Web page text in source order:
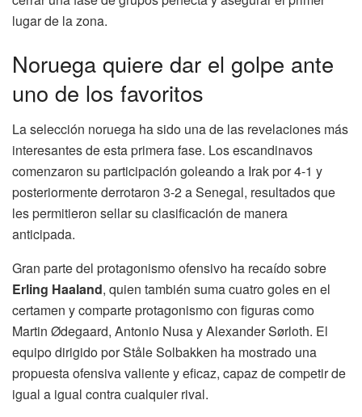
lugar de la zona.
Noruega quiere dar el golpe ante
uno de los favoritos
La selección noruega ha sido una de las revelaciones más
interesantes de esta primera fase. Los escandinavos
comenzaron su participación goleando a Irak por 4-1 y
posteriormente derrotaron 3-2 a Senegal, resultados que
les permitieron sellar su clasificación de manera
anticipada.
Gran parte del protagonismo ofensivo ha recaído sobre
Erling Haaland, quien también suma cuatro goles en el
certamen y comparte protagonismo con figuras como
Martin Ødegaard, Antonio Nusa y Alexander Sørloth. El
equipo dirigido por Ståle Solbakken ha mostrado una
propuesta ofensiva valiente y eficaz, capaz de competir de
igual a igual contra cualquier rival.